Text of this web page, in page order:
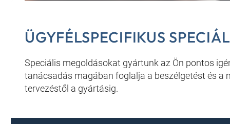
ÜGYFÉLSPECIFIKUS
Speciális megoldásokat gyártunk az Ön pontos
tanácsadás magában foglalja a beszélgetést és
tervezéstől a gyártásig.